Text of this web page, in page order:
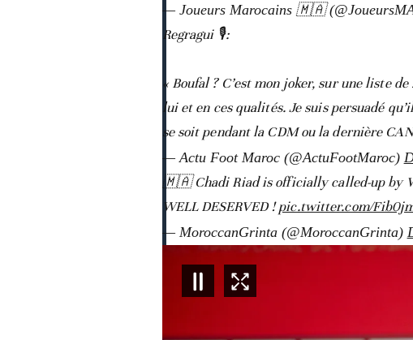
— Joueurs Marocains 🇲🇦
Regragui 🎙️:
« Boufal ? C’est mon joker, sur une liste
lui et en ces qualités. Je suis persuadé
se soit pendant la CDM ou la dernière
— Actu Foot Maroc (@ActuFootMaroc)
🇲🇦 Chadi Riad is officially called-up by
WELL DESERVED !pic.twitter.com/
— MoroccanGrinta (@MoroccanGrinta)